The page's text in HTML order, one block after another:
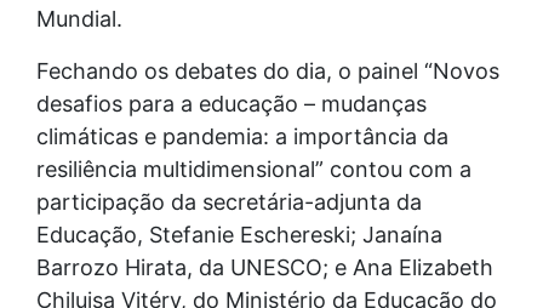
Mundial.
Fechando os debates do dia, o painel “Novos
desafios para a educação – mudanças
climáticas e pandemia: a importância da
resiliência multidimensional” contou com a
participação da secretária-adjunta da
Educação, Stefanie Eschereski; Janaína
Barrozo Hirata, da UNESCO; e Ana Elizabeth
Chiluisa Vitéry, do Ministério da Educação do